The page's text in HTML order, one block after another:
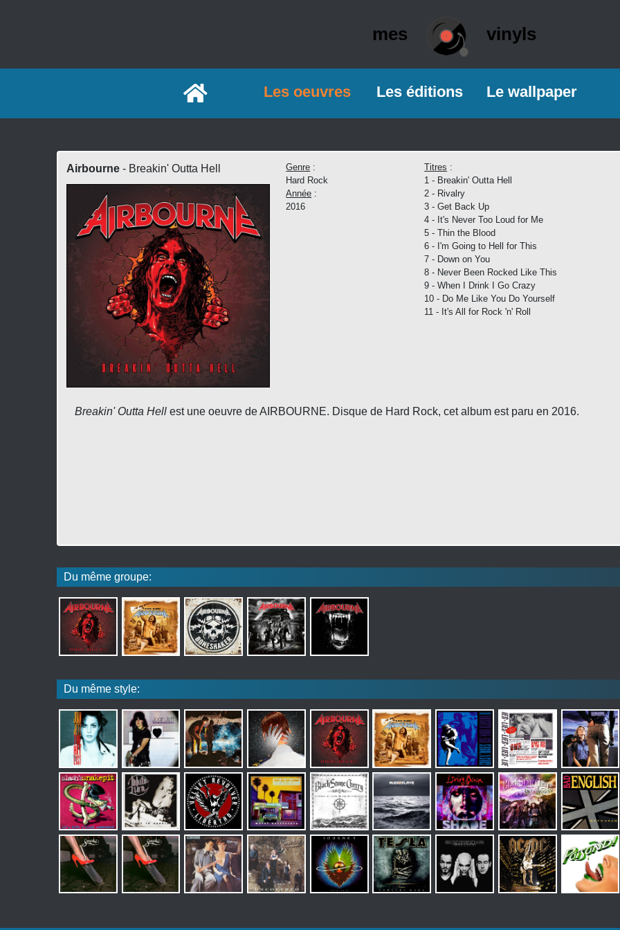
mes vinyls
AccueilLes oeuvres Les éditions Le wallpaper
Airbourne- Breakin' Outta Hell Genre :
Hard Rock
Année :
2016
Titres :
1 - Breakin' Outta Hell
2 - Rivalry
3 - Get Back Up
4 - It's Never Too Loud for Me
5 - Thin the Blood
6 - I'm Going to Hell for This
7 - Down on You
8 - Never Been Rocked Like This
9 - When I Drink I Go Crazy
10 - Do Me Like You Do Yourself
11 - It's All for Rock 'n' Roll
Breakin' Outta Hellest une oeuvre de AIRBOURNE. Disque de Hard Rock, cet album est paru en 2016.
Du même groupe:
Du même style: